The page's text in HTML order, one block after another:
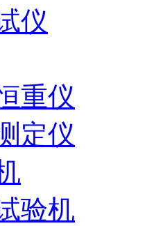
仪
重仪
定仪
验机